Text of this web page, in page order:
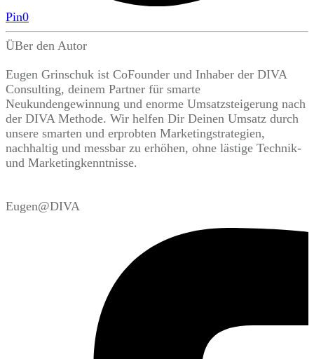
Pin0
ÜBer den Autor
Eugen Grinschuk ist CoFounder und Inhaber der DIVA
Consulting, deinem Partner für smarte
Neukundengewinnung und enorme Umsatzsteigerung nach
der DIVA Methode. Wir helfen Dir Deinen Umsatz durch
unsere smarten und erprobten Marketingstrategien,
nachhaltig und messbar zu erhöhen, ohne lästige Technik-
und Marketingkenntnisse.
Eugen@DIVA